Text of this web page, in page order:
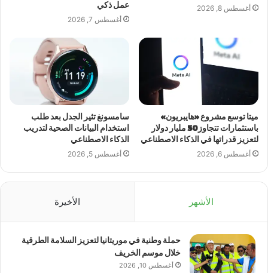
أغسطس 8, 2026
عمل ذكي
أغسطس 7, 2026
ميتا توسع مشروع «هايبريون»
باستثمارات تتجاوز 50 مليار دولار
لتعزيز قدراتها في الذكاء الاصطناعي
أغسطس 6, 2026
سامسونغ تثير الجدل بعد طلب
استخدام البيانات الصحية لتدريب
الذكاء الاصطناعي
أغسطس 5, 2026
الأشهر الأخيرة
حملة وطنية في موريتانيا لتعزيز السلامة الطرقية
خلال موسم الخريف
أغسطس 10, 2026